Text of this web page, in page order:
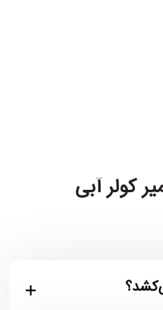
کولر آبی